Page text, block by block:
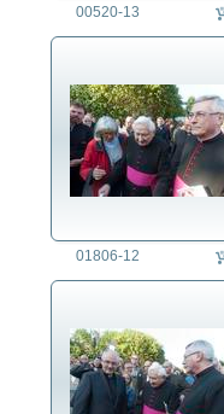
00520-13
01806-12